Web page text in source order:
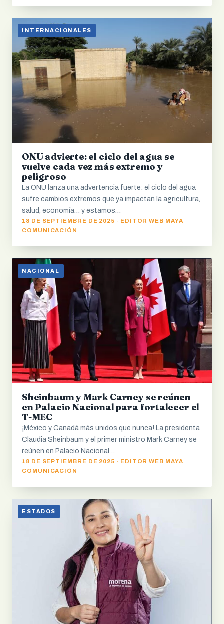
INTERNACIONALES
ONU advierte: el ciclo del agua se
vuelve cada vez más extremo y
peligroso
La ONU lanza una advertencia fuerte: el ciclo del agua
sufre cambios extremos que ya impactan la agricultura,
salud, economía… y estamos…
18 DE SEPTIEMBRE DE 2025 · EDITOR WEB MAYA
COMUNICACIÓN
NACIONAL
Sheinbaum y Mark Carney se reúnen
en Palacio Nacional para fortalecer el
T-MEC
¡México y Canadá más unidos que nunca! La presidenta
Claudia Sheinbaum y el primer ministro Mark Carney se
reúnen en Palacio Nacional…
18 DE SEPTIEMBRE DE 2025 · EDITOR WEB MAYA
COMUNICACIÓN
ESTADOS